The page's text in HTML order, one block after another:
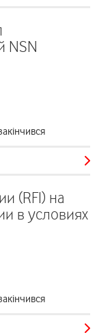
NSN
(RFI) на
в условиях